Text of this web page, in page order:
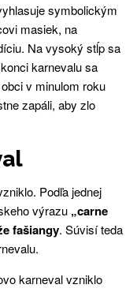
symbolickým
masiek, na
Na vysoký stĺp sa
karnevalu sa
v minulom roku
zapáli, aby zlo
Podľa jednej
výrazu „carne
fašiangy. Súvisí teda
karneval vzniklo